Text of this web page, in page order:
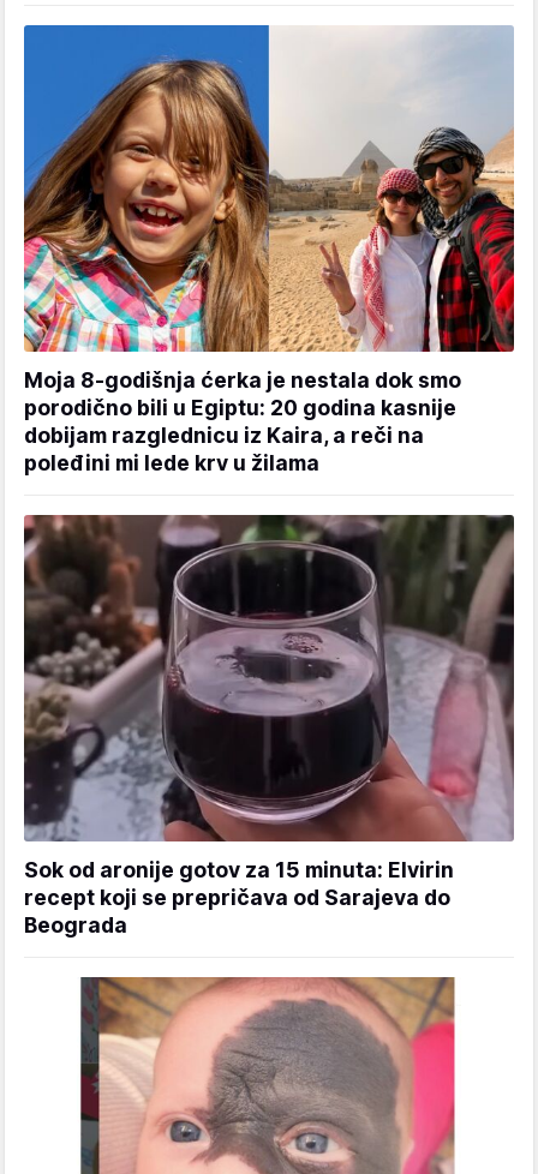
Moja 8-godišnja ćerka je nestala dok smo
porodično bili u Egiptu: 20 godina kasnije
dobijam razglednicu iz Kaira, a reči na
poleđini mi lede krv u žilama
Sok od aronije gotov za 15 minuta: Elvirin
recept koji se prepričava od Sarajeva do
Beograda